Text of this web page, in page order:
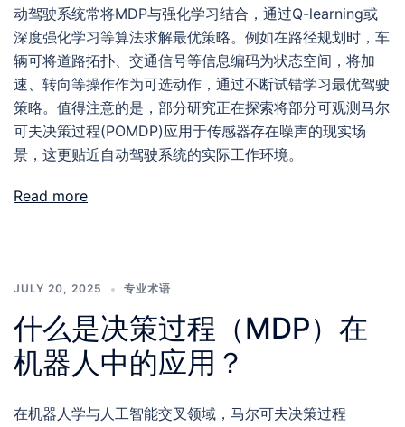
动驾驶系统常将MDP与强化学习结合，通过Q-learning或
深度强化学习等算法求解最优策略。例如在路径规划时，车
辆可将道路拓扑、交通信号等信息编码为状态空间，将加
速、转向等操作作为可选动作，通过不断试错学习最优驾驶
策略。值得注意的是，部分研究正在探索将部分可观测马尔
可夫决策过程(POMDP)应用于传感器存在噪声的现实场
景，这更贴近自动驾驶系统的实际工作环境。
Read more
JULY 20, 2025 专业术语
什么是决策过程（MDP）在
机器人中的应用？
在机器人学与人工智能交叉领域，马尔可夫决策过程